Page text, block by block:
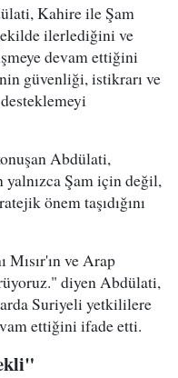
Kahire ile Şam
ilerlediğini ve
devam ettiğini
güvenliği, istikrarı ve
Abdülati,
Şam için değil,
önem taşıdığını
ve Arap
diyen Abdülati,
Suriyeli yetkililere
ettiğini ifade etti.